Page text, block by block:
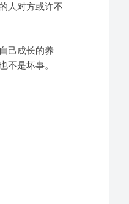
人对方或许不
己成长的养
不是坏事。